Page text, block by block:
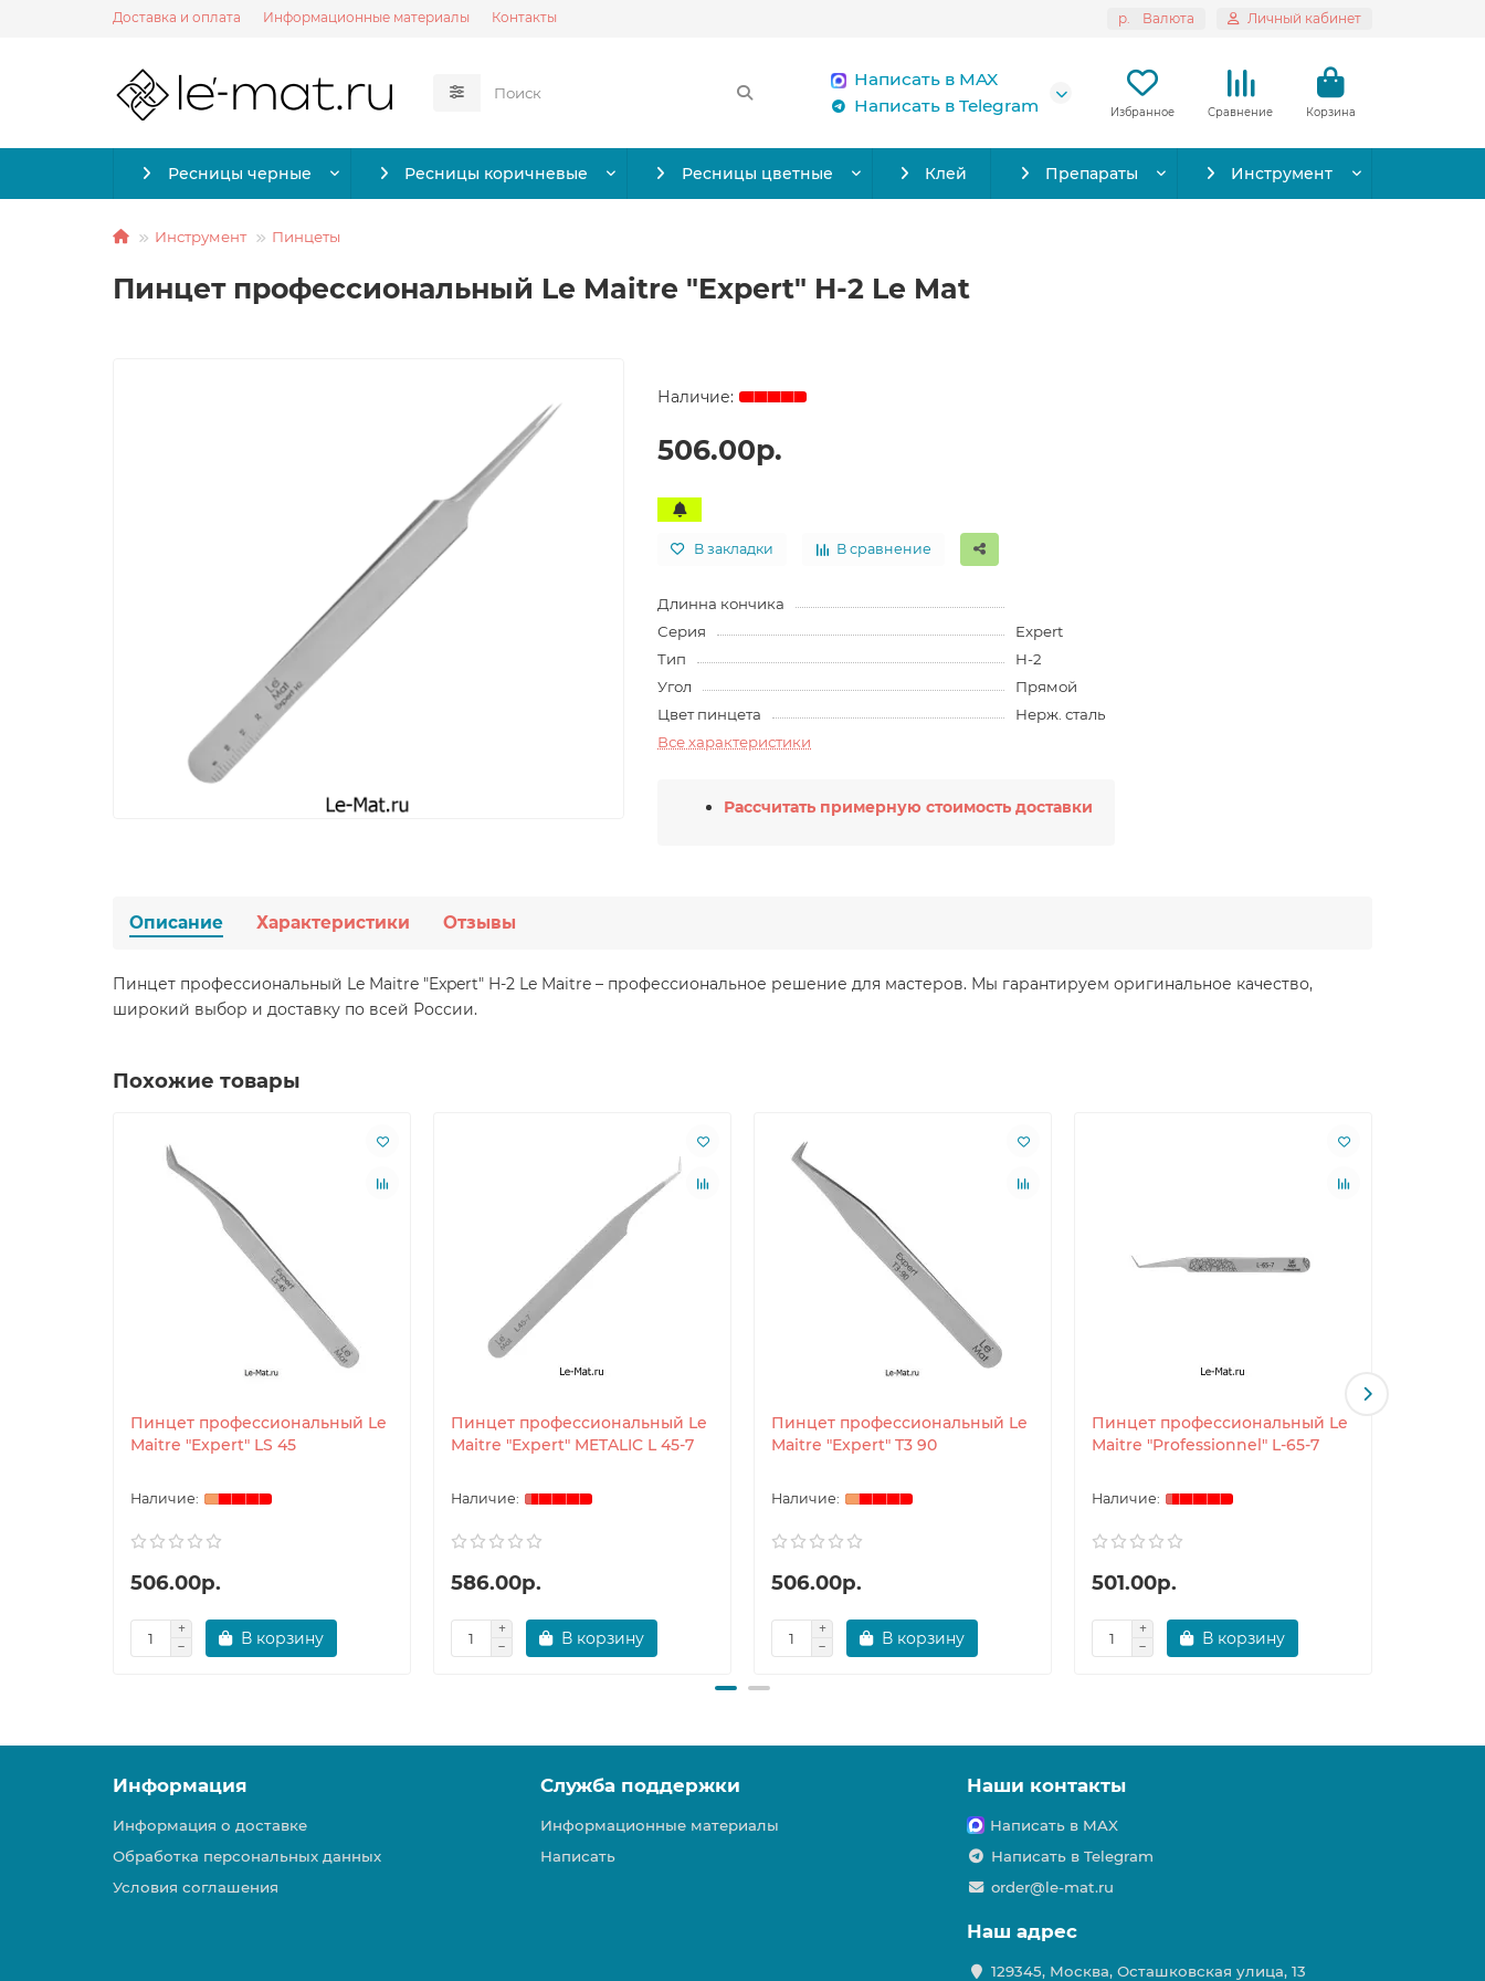
Доставка и оплата Информационные материалы Контакты р. Валюта Личный кабинет
Написать в MAX
Написать в Telegram
Избранное Сравнение Корзина
Ресницы черные Ресницы коричневые Ресницы цветные Клей Препараты Инструмент
Инструмент Пинцеты
Пинцет профессиональный Le Maitre "Expert" H-2 Le Mat
506.00р.
В закладки В сравнение
Длинна кончика
Серия
Expert
Тип
H-2
Угол
Прямой
Цвет пинцета
Нерж. сталь
Все характеристики
Рассчитать примерную стоимость доставки
Описание Характеристики Отзывы
Пинцет профессиональный Le Maitre "Expert" H-2 Le Maitre – профессиональное решение для мастеров. Мы гарантируем оригинальное качество,
широкий выбор и доставку по всей России.
Похожие товары
Пинцет профессиональный Le
Maitre "Expert" LS 45
506.00р.
В корзину
Пинцет профессиональный Le
Maitre "Expert" METALIC L 45-7
586.00р.
В корзину
Пинцет профессиональный Le
Maitre "Expert" T3 90
506.00р.
В корзину
Пинцет профессиональный Le
Maitre "Professionnel" L-65-7
501.00р.
В корзину
Информация
Информация о доставке
Обработка персональных данных
Условия соглашения
Служба поддержки
Информационные материалы
Написать
Наши контакты
Написать в MAX
Написать в Telegram
order@le-mat.ru
Наш адрес
129345, Москва, Осташковская улица, 13